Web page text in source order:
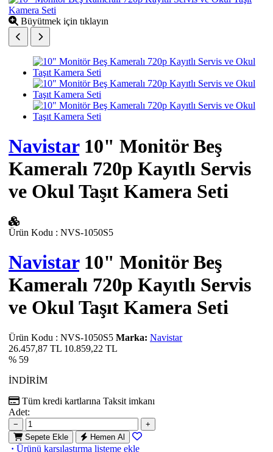
Büyütmek için tıklayın
Navistar10" Monitör Beş
Kameralı 720p Kayıtlı Servis
ve Okul Taşıt Kamera Seti
Ürün Kodu : NVS-1050S5
Navistar10" Monitör Beş
Kameralı 720p Kayıtlı Servis
ve Okul Taşıt Kamera Seti
Ürün Kodu : NVS-1050S5 Marka: Navistar
26.457,87 TL 10.859,22 TL
% 59
İNDİRİM
Tüm kredi kartlarına Taksit imkanı
Adet:
−
+
Sepete Ekle
Hemen Al
· Ürünü karşılaştırma listeme ekle